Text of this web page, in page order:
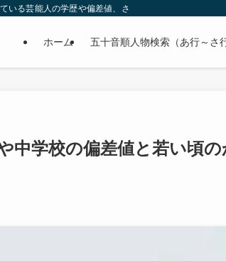
る芸能人の学歴や偏差値、さらに政治家やスポーツ
ホーム 五十音順人物検索（あ行～さ
中学校の偏差値と若い頃